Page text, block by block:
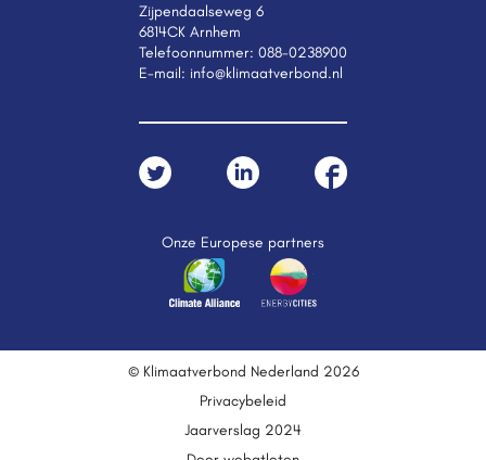
Zijpendaalseweg 6
6814CK Arnhem
Telefoonnummer: 088-0238900
E-mail: info@klimaatverbond.nl
Onze Europese partners
© Klimaatverbond Nederland 2026
Privacybeleid
Jaarverslag 2024